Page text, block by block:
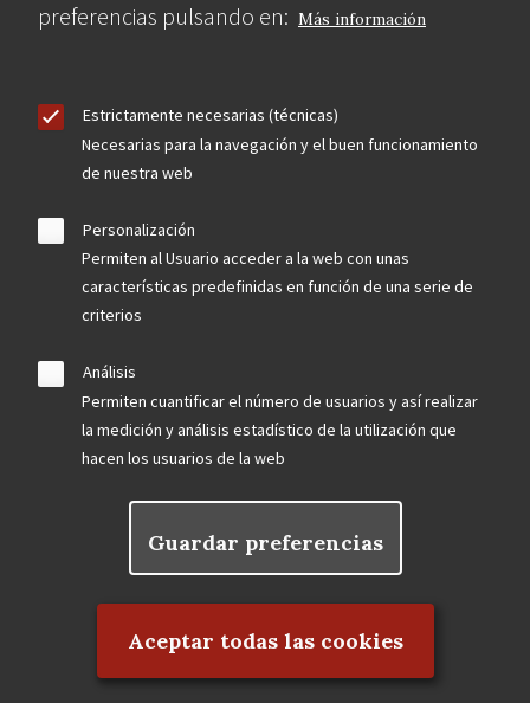
preferencias pulsando en: Más información
Estrictamente necesarias (técnicas)
Necesarias para la navegación y el buen funcionamiento
de nuestra web
Personalización
Permiten al Usuario acceder a la web con unas
características predefinidas en función de una serie de
criterios
Análisis
Permiten cuantificar el número de usuarios y así realizar
la medición y análisis estadístico de la utilización que
hacen los usuarios de la web
Guardar preferencias
Aceptar todas las cookies